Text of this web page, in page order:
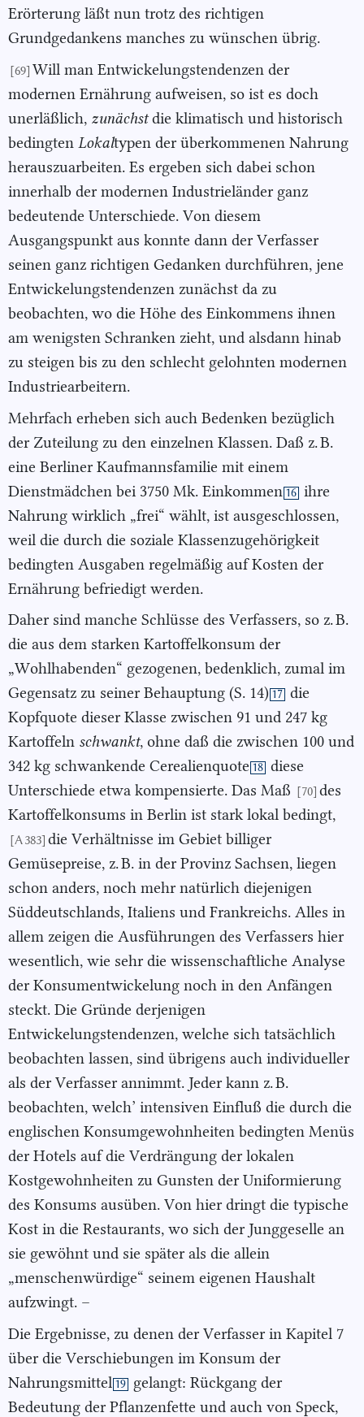
Erörterung läßt nun trotz des richtigen
Grundgedankens manches zu wünschen übrig.
[69] Will man Entwickelungstendenzen der
modernen Ernährung aufweisen, so ist es doch
unerläßlich, zunächstdie klimatisch und historisch
bedingten Lokaltypen der überkommenen Nahrung
herauszuarbeiten. Es ergeben sich dabei schon
innerhalb der modernen Industrieländer ganz
bedeutende Unterschiede. Von diesem
Ausgangspunkt aus konnte dann der Verfasser
seinen ganz richtigen Gedanken durchführen, jene
Entwickelungstendenzen zunächst da zu
beobachten, wo die Höhe des Einkommens ihnen
am wenigsten Schranken zieht, und alsdann hinab
zu steigen bis zu den schlecht gelohnten modernen
Industriearbeitern.
Mehrfach erheben sich auch Bedenken bezüglich
der Zuteilung zu den einzelnen Klassen. Daß z. B.
eine Berliner Kaufmannsfamilie mit einem
Dienstmädchen bei 3750 Mk. Einkommen 16 ihre
Nahrung wirklich „frei“ wählt, ist ausgeschlossen,
weil die durch die soziale Klassenzugehörigkeit
bedingten Ausgaben regelmäßig auf Kosten der
Ernährung befriedigt werden.
Daher sind manche Schlüsse des Verfassers, so z. B.
die aus dem starken Kartoffelkonsum der
„Wohlhabenden“ gezogenen, bedenklich, zumal im
Gegensatz zu seiner Behauptung (S. 14) 17 die
Kopfquote dieser Klasse zwischen 91 und 247 kg
Kartoffeln schwankt, ohne daß die zwischen 100 und
342 kg schwankende Cerealienquote 18 diese
Unterschiede etwa kompensierte. Das Maß [70] des
Kartoffelkonsums in Berlin ist stark lokal bedingt,
[A 383] die Verhältnisse im Gebiet billiger
Gemüsepreise, z. B. in der Provinz Sachsen, liegen
schon anders, noch mehr natürlich diejenigen
Süddeutschlands, Italiens und Frankreichs. Alles in
allem zeigen die Ausführungen des Verfassers hier
wesentlich, wie sehr die wissenschaftliche Analyse
der Konsumentwickelung noch in den Anfängen
steckt. Die Gründe derjenigen
Entwickelungstendenzen, welche sich tatsächlich
beobachten lassen, sind übrigens auch individueller
als der Verfasser annimmt. Jeder kann z. B.
beobachten, welch’ intensiven Einfluß die durch die
englischen Konsumgewohnheiten bedingten Menüs
der Hotels auf die Verdrängung der lokalen
Kostgewohnheiten zu Gunsten der Uniformierung
des Konsums ausüben. Von hier dringt die typische
Kost in die Restaurants, wo sich der Junggeselle an
sie gewöhnt und sie später als die allein
„menschenwürdige“ seinem eigenen Haushalt
aufzwingt. –
Die Ergebnisse, zu denen der Verfasser in Kapitel 7
über die Verschiebungen im Konsum der
Nahrungsmittel 19 gelangt: Rückgang der
Bedeutung der Pflanzenfette und auch von Speck,